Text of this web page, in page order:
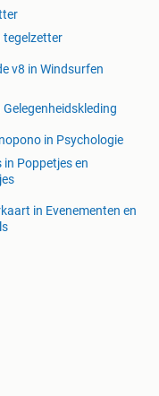
verbouwen,
kosten,
uitbouw, Den
Bussum, Vught,
Brabant, Waalwijk,
Gouda,
Zoetermeer,
Spijkenisse,
Hoogvliet, Utrecht,
, Soest
Katwijk,
tegelzetter
v8 in Windsurfen
Gelegenheidskleding
in Psychologie
in Poppetjes en
in Evenementen en